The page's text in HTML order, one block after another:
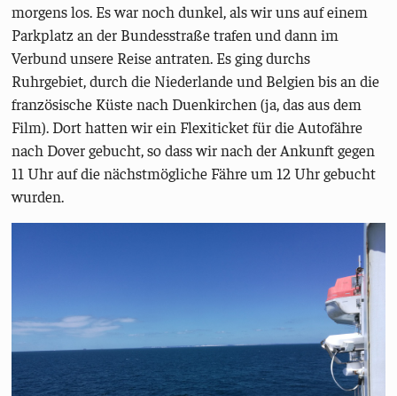
morgens los. Es war noch dunkel, als wir uns auf einem
Parkplatz an der Bundesstraße trafen und dann im
Verbund unsere Reise antraten. Es ging durchs
Ruhrgebiet, durch die Niederlande und Belgien bis an die
französische Küste nach Duenkirchen (ja, das aus dem
Film). Dort hatten wir ein Flexiticket für die Autofähre
nach Dover gebucht, so dass wir nach der Ankunft gegen
11 Uhr auf die nächstmögliche Fähre um 12 Uhr gebucht
wurden.